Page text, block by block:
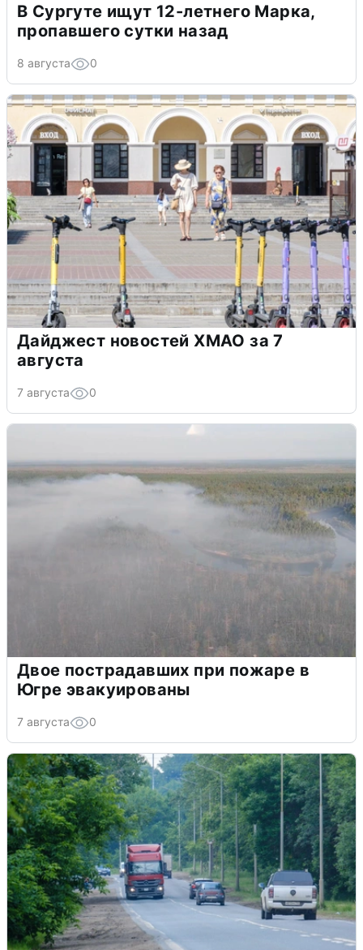
В Сургуте ищут 12-летнего Марка,
пропавшего сутки назад
8 августа 0
Дайджест новостей ХМАО за 7
августа
7 августа 0
Двое пострадавших при пожаре в
Югре эвакуированы
7 августа 0